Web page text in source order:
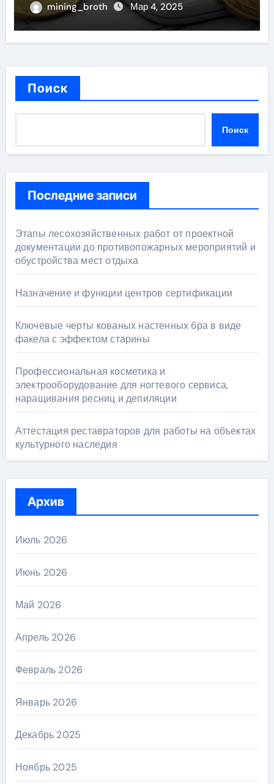
mining_broth Мар 4, 2025
Поиск
Поиск
Последние записи
Этапы лесохозяйственных работ от проектной
документации до противопожарных мероприятий и
обустройства мест отдыха
Назначение и функции центров сертификации
Ключевые черты кованых настенных бра в виде
факела с эффектом старины
Профессиональная косметика и
электрооборудование для ногтевого сервиса,
наращивания ресниц и депиляции
Аттестация реставраторов для работы на объектах
культурного наследия
Архив
Июль 2026
Июнь 2026
Май 2026
Апрель 2026
Февраль 2026
Январь 2026
Декабрь 2025
Ноябрь 2025